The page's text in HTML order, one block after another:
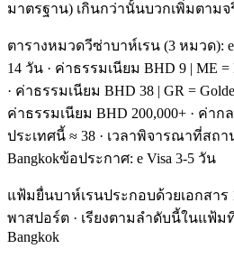
มาตรฐาน) เกินกว่านั้นบวกเพิ่มตามจ
ตารางหมวดวีซ่าบาห์เรน (3 หมวด):
14 วัน · ค่าธรรมเนียม BHD 9 | ME =
· ค่าธรรมเนียม BHD 38 | GR =
ค่าธรรมเนียม BHD 200,000+ · ค่า
ประเทศนี้ ≈ 38 · เวลาพิจารณาที่สถา
Bangkokข้อประกาศ: e Visa 3-5 วัน
แฟ้มยื่นบาห์เรนประกอบด้วยเอกสาร
พาสปอร์ต · เรียงตามลำดับนี้ในแฟ้ม
Bangkok